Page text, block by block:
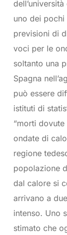
uno dei
previsioni di
voci per le
soltanto una
Spagna
può essere
istituti di
“morti
ondate di
regione
popolazione
dal calore si
arrivano a
intenso. Uno
stimato che